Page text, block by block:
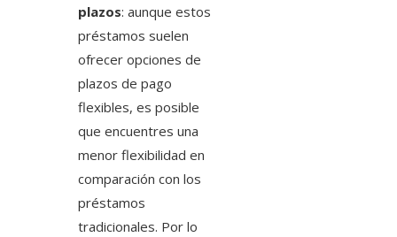
plazos: aunque estos
préstamos suelen
ofrecer opciones de
plazos de pago
flexibles, es posible
que encuentres una
menor flexibilidad en
comparación con los
préstamos
tradicionales. Por lo